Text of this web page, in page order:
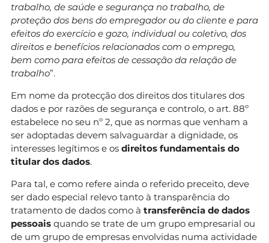
trabalho, de saúde e segurança no trabalho, de
proteção dos bens do empregador ou do cliente e para
efeitos do exercício e gozo, individual ou coletivo, dos
direitos e benefícios relacionados com o emprego,
bem como para efeitos de cessação da relação de
trabalho”.
Em nome da protecção dos direitos dos titulares dos
dados e por razões de segurança e controlo, o art. 88º
estabelece no seu nº 2, que as normas que venham a
ser adoptadas devem salvaguardar a dignidade, os
interesses legítimos e os direitos fundamentais do
titular dos dados.
Para tal, e como refere ainda o referido preceito, deve
ser dado especial relevo tanto à transparência do
tratamento de dados como à transferência de dados
pessoais quando se trate de um grupo empresarial ou
de um grupo de empresas envolvidas numa actividade